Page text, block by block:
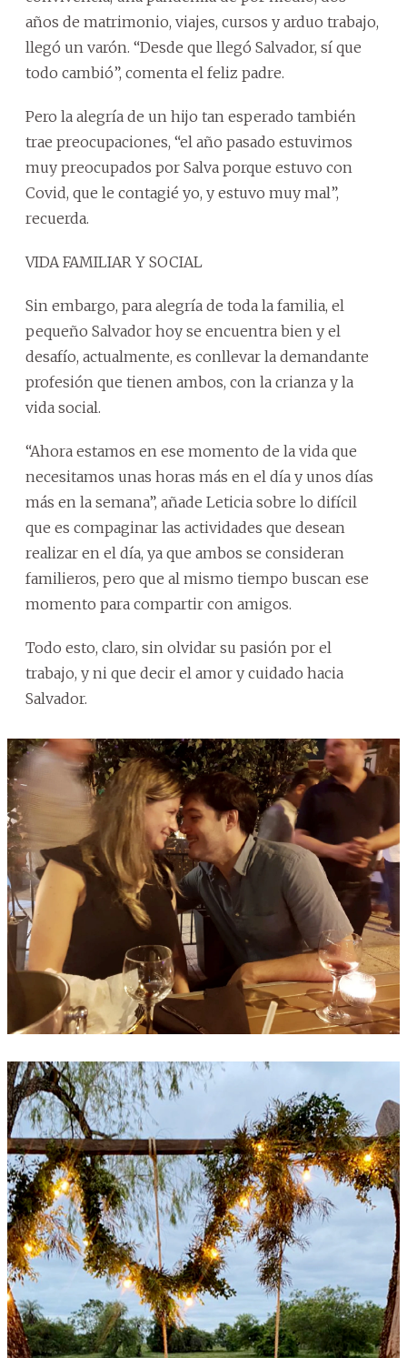
años de matrimonio, viajes, cursos y arduo trabajo,
llegó un varón. “Desde que llegó Salvador, sí que
todo cambió”, comenta el feliz padre.
Pero la alegría de un hijo tan esperado también
trae preocupaciones, “el año pasado estuvimos
muy preocupados por Salva porque estuvo con
Covid, que le contagié yo, y estuvo muy mal”,
recuerda.
VIDA FAMILIAR Y SOCIAL
Sin embargo, para alegría de toda la familia, el
pequeño Salvador hoy se encuentra bien y el
desafío, actualmente, es conllevar la demandante
profesión que tienen ambos, con la crianza y la
vida social.
“Ahora estamos en ese momento de la vida que
necesitamos unas horas más en el día y unos días
más en la semana”, añade Leticia sobre lo difícil
que es compaginar las actividades que desean
realizar en el día, ya que ambos se consideran
familieros, pero que al mismo tiempo buscan ese
momento para compartir con amigos.
Todo esto, claro, sin olvidar su pasión por el
trabajo, y ni que decir el amor y cuidado hacia
Salvador.